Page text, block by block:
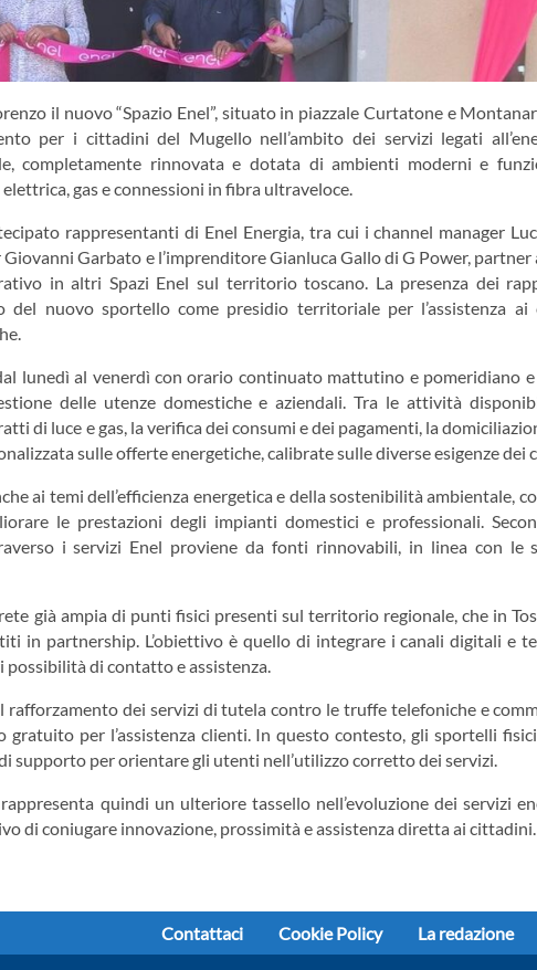
il nuovo “Spazio Enel”, situato in piazzale Curtatone e
per i cittadini del Mugello nell’ambito dei servizi legati
completamente rinnovata e dotata di ambienti moderni e
gas e connessioni in fibra ultraveloce.
rappresentanti di Enel Energia, tra cui i channel manager
Garbato e l’imprenditore Gianluca Gallo di G Power,
in altri Spazi Enel sul territorio toscano. La presenza dei
nuovo sportello come presidio territoriale per l’assistenza ai
lunedì al venerdì con orario continuato mattutino e pomeridiano
delle utenze domestiche e aziendali. Tra le attività
di luce e gas, la verifica dei consumi e dei pagamenti, la
sulle offerte energetiche, calibrate sulle diverse esigenze dei
ai temi dell’efficienza energetica e della sostenibilità ambientale,
le prestazioni degli impianti domestici e professionali.
i servizi Enel proviene da fonti rinnovabili, in linea con le
già ampia di punti fisici presenti sul territorio regionale, che in
in partnership. L’obiettivo è quello di integrare i canali digitali e
di contatto e assistenza.
dei servizi di tutela contro le truffe telefoniche e
gratuito per l’assistenza clienti. In questo contesto, gli sportelli
supporto per orientare gli utenti nell’utilizzo corretto dei servizi.
quindi un ulteriore tassello nell’evoluzione dei servizi
di coniugare innovazione, prossimità e assistenza diretta ai cittadini.
Contattaci Cookie Policy La redazione